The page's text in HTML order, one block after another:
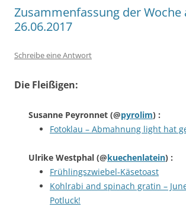
Zusammenfassung der Woche
26.06.2017
Schreibe eine Antwort
Die Fleißigen:
Susanne Peyronnet (@pyrolim) :
Fotoklau – Abmahnung light hat
Ulrike Westphal (@kuechenlatein) :
Frühlingszwiebel-Käsetoast
Kohlrabi and spinach gratin –
Potluck!